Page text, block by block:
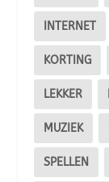
INTERNET
KORTING
LEKKER
MUZIEK
SPELLEN